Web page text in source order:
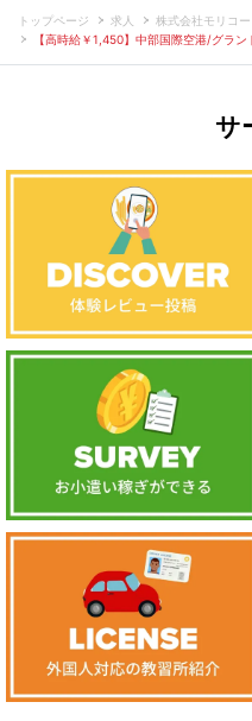
トップページ 求人
株式会社モリコー
【高時給￥1,450】中部国際空港/グラ
サ